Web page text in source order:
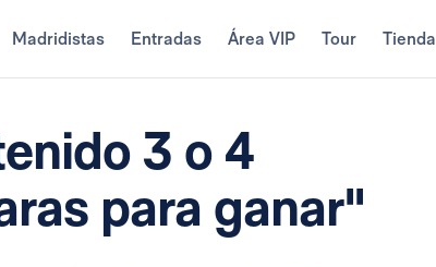
Madridistas Entradas Área VIP Tour Tienda
3 o 4
para ganar"